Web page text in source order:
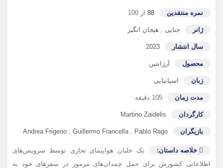
نمره منتقدین 88 از 100
ژانر جنایی هیجان انگیز
سال انتشار 2023
محصول آرژانتین
زبان اسپانیایی
مدت زمان 105 دقیقه
کارگردان Martino Zaidelis
بازیگران Andrea Frigerio Guillermo Francella Pablo Rago
خلاصه داستان:
یک خلبان هواپیمای تجاری توسط سرویس‌های
اطلاعاتی کشورش برای حمل چمدان‌های مرموز در سفرهای خود به